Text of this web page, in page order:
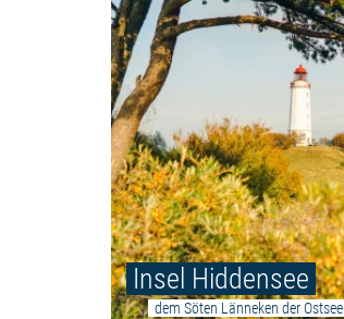
Insel Hiddensee
dem Söten Länneken der Ostsee